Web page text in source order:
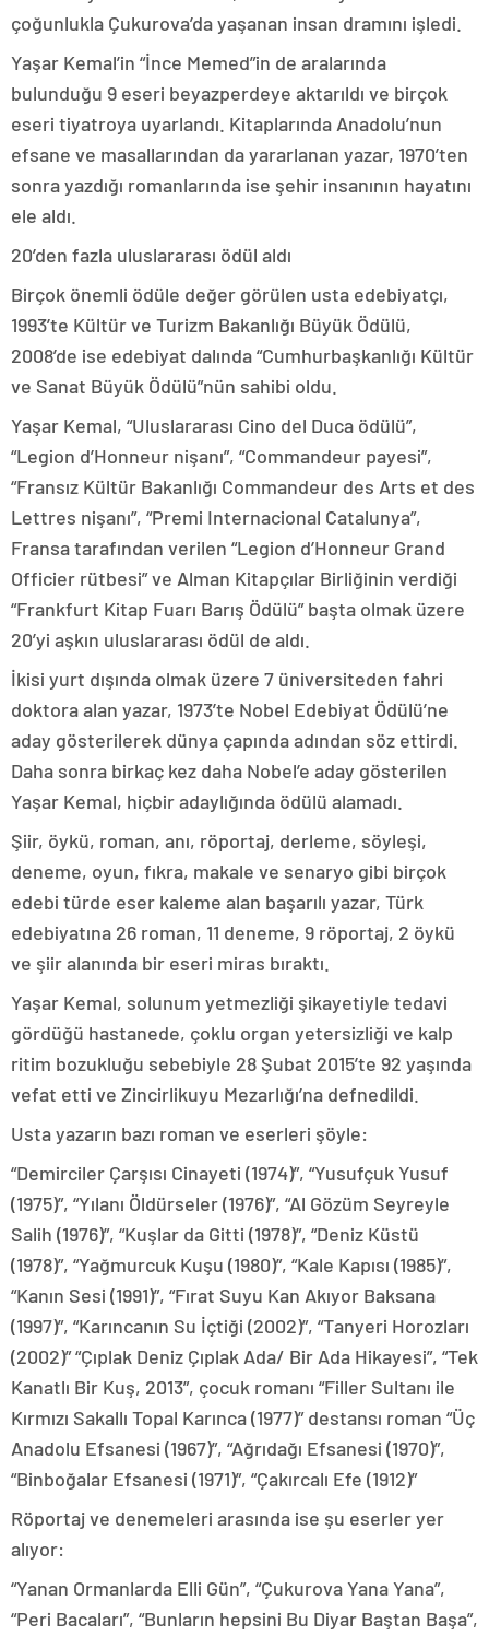
çoğunlukla Çukurova’da yaşanan insan dramını işledi.
Yaşar Kemal’in “İnce Memed”in de aralarında
bulunduğu 9 eseri beyazperdeye aktarıldı ve birçok
eseri tiyatroya uyarlandı. Kitaplarında Anadolu’nun
efsane ve masallarından da yararlanan yazar, 1970’ten
sonra yazdığı romanlarında ise şehir insanının hayatını
ele aldı.
20’den fazla uluslararası ödül aldı
Birçok önemli ödüle değer görülen usta edebiyatçı,
1993’te Kültür ve Turizm Bakanlığı Büyük Ödülü,
2008’de ise edebiyat dalında “Cumhurbaşkanlığı Kültür
ve Sanat Büyük Ödülü”nün sahibi oldu.
Yaşar Kemal, “Uluslararası Cino del Duca ödülü”,
“Legion d’Honneur nişanı”, “Commandeur payesi”,
“Fransız Kültür Bakanlığı Commandeur des Arts et des
Lettres nişanı”, “Premi Internacional Catalunya”,
Fransa tarafından verilen “Legion d’Honneur Grand
Officier rütbesi” ve Alman Kitapçılar Birliğinin verdiği
“Frankfurt Kitap Fuarı Barış Ödülü” başta olmak üzere
20’yi aşkın uluslararası ödül de aldı.
İkisi yurt dışında olmak üzere 7 üniversiteden fahri
doktora alan yazar, 1973’te Nobel Edebiyat Ödülü’ne
aday gösterilerek dünya çapında adından söz ettirdi.
Daha sonra birkaç kez daha Nobel’e aday gösterilen
Yaşar Kemal, hiçbir adaylığında ödülü alamadı.
Şiir, öykü, roman, anı, röportaj, derleme, söyleşi,
deneme, oyun, fıkra, makale ve senaryo gibi birçok
edebi türde eser kaleme alan başarılı yazar, Türk
edebiyatına 26 roman, 11 deneme, 9 röportaj, 2 öykü
ve şiir alanında bir eseri miras bıraktı.
Yaşar Kemal, solunum yetmezliği şikayetiyle tedavi
gördüğü hastanede, çoklu organ yetersizliği ve kalp
ritim bozukluğu sebebiyle 28 Şubat 2015’te 92 yaşında
vefat etti ve Zincirlikuyu Mezarlığı’na defnedildi.
Usta yazarın bazı roman ve eserleri şöyle:
“Demirciler Çarşısı Cinayeti (1974)”, “Yusufçuk Yusuf
(1975)”, “Yılanı Öldürseler (1976)”, “Al Gözüm Seyreyle
Salih (1976)”, “Kuşlar da Gitti (1978)”, “Deniz Küstü
(1978)”, “Yağmurcuk Kuşu (1980)”, “Kale Kapısı (1985)”,
“Kanın Sesi (1991)”, “Fırat Suyu Kan Akıyor Baksana
(1997)”, “Karıncanın Su İçtiği (2002)”, “Tanyeri Horozları
(2002)” “Çıplak Deniz Çıplak Ada/ Bir Ada Hikayesi”, “Tek
Kanatlı Bir Kuş, 2013”, çocuk romanı “Filler Sultanı ile
Kırmızı Sakallı Topal Karınca (1977)” destansı roman “Üç
Anadolu Efsanesi (1967)”, “Ağrıdağı Efsanesi (1970)”,
“Binboğalar Efsanesi (1971)”, “Çakırcalı Efe (1912)”
Röportaj ve denemeleri arasında ise şu eserler yer
alıyor:
“Yanan Ormanlarda Elli Gün”, “Çukurova Yana Yana”,
“Peri Bacaları”, “Bunların hepsini Bu Diyar Baştan Başa”,